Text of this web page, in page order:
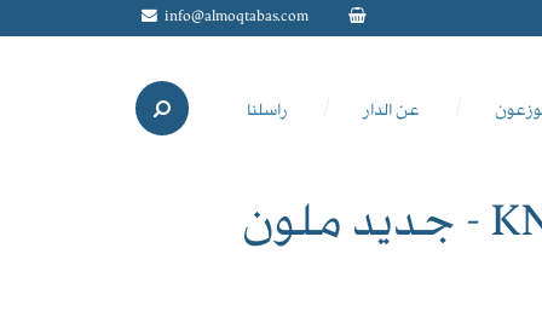
info@almoqtabas.com
عن الدار راسلنا